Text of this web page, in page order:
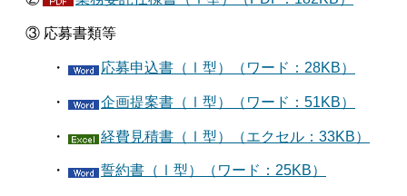
③ 応募書類等
・ 応募申込書（Ⅰ型）（ワード：28KB）
・ 企画提案書（Ⅰ型）（ワード：51KB）
・ 経費見積書（Ⅰ型）（エクセル：33KB）
・ 誓約書（Ⅰ型）（ワード：25KB）